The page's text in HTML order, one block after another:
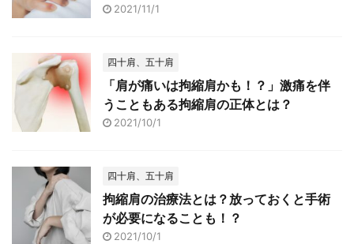
2021/11/1
四十肩、五十肩
「肩が痛いは拘縮肩かも！？」激痛を伴
うこともある拘縮肩の正体とは？
2021/10/1
四十肩、五十肩
拘縮肩の治療法とは？放っておくと手術
が必要になることも！？
2021/10/1